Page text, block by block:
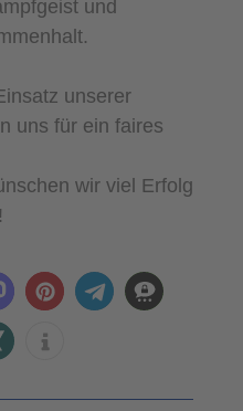
und
unserer
uns für ein faires
wir viel Erfolg